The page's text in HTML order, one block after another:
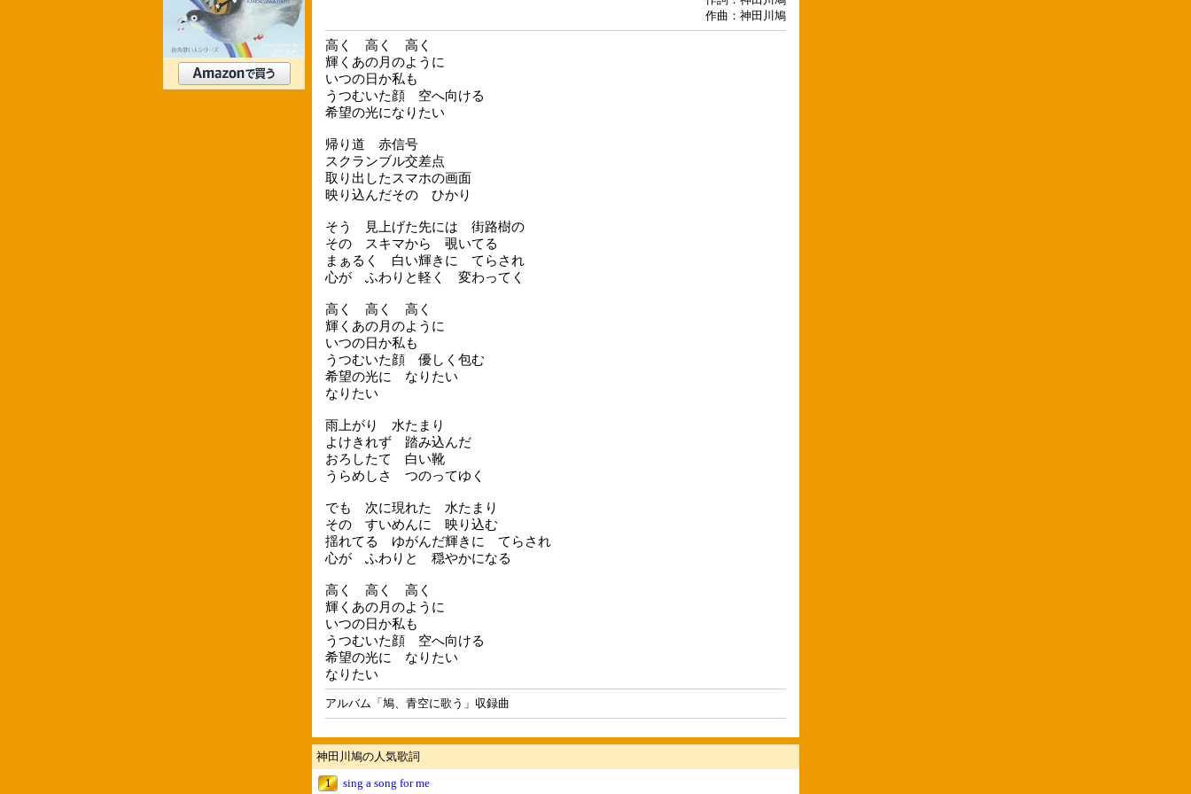
作曲：神田川鳩
高く 高く 高く
輝くあの月のように
いつの日か私も
うつむいた顔 空へ向ける
希望の光になりたい
帰り道 赤信号
スクランブル交差点
取り出したスマホの画面
映り込んだその ひかり
そう 見上げた先には 街路樹の
その スキマから 覗いてる
まぁるく 白い輝きに てらされ
心が ふわりと軽く 変わってく
高く 高く 高く
輝くあの月のように
いつの日か私も
うつむいた顔 優しく包む
希望の光に なりたい
なりたい
雨上がり 水たまり
よけきれず 踏み込んだ
おろしたて 白い靴
うらめしさ つのってゆく
でも 次に現れた 水たまり
その すいめんに 映り込む
揺れてる ゆがんだ輝きに てらされ
心が ふわりと 穏やかになる
高く 高く 高く
輝くあの月のように
いつの日か私も
うつむいた顔 空へ向ける
希望の光に なりたい
なりたい
アルバム「鳩、青空に歌う」収録曲
神田川鳩の人気歌詞
1
sing a song for me